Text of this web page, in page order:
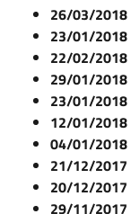
26/03/2018
23/01/2018
22/02/2018
29/01/2018
23/01/2018
12/01/2018
04/01/2018
21/12/2017
20/12/2017
29/11/2017